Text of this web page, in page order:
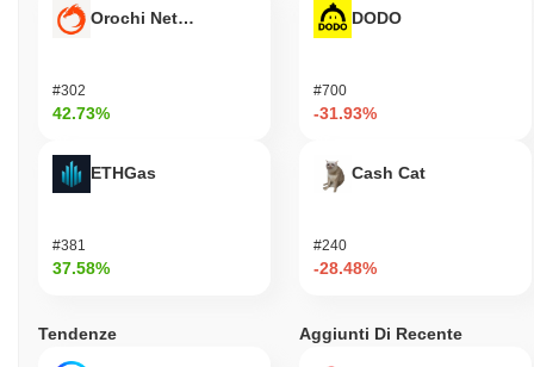
Orochi Network
#302
42.73%
ETHGas
#381
37.58%
DODO
#700
-31.93%
Cash Cat
#240
-28.48%
Tendenze Aggiunti Di Recente